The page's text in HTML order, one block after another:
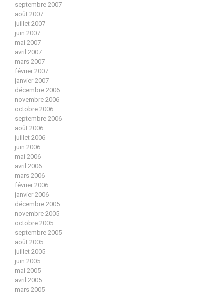
septembre 2007
août 2007
juillet 2007
juin 2007
mai 2007
avril 2007
mars 2007
février 2007
janvier 2007
décembre 2006
novembre 2006
octobre 2006
septembre 2006
août 2006
juillet 2006
juin 2006
mai 2006
avril 2006
mars 2006
février 2006
janvier 2006
décembre 2005
novembre 2005
octobre 2005
septembre 2005
août 2005
juillet 2005
juin 2005
mai 2005
avril 2005
mars 2005